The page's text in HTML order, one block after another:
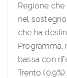
Regione
nel sostegno
che ha
Programma,
bassa con
Trento (0,9%).